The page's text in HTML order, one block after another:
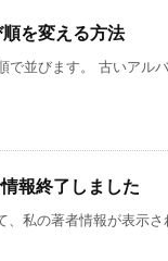
を変える方法
で並びます。 古いアル
報終了しました
私の著者情報が表示